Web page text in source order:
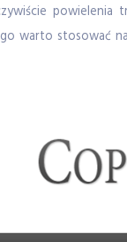
warto stosować